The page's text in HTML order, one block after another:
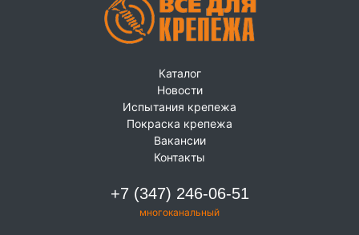
Каталог
Новости
Испытания крепежа
Покраска крепежа
Вакансии
Контакты
+7 (347) 246-06-51
многоканальный